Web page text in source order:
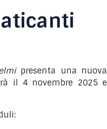
presenta una nuova
il 4 novembre 2025 e